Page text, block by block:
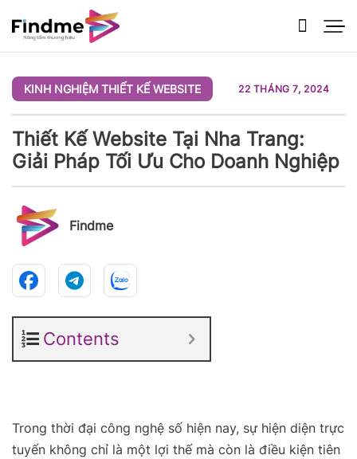
qua
nội
KINH NGHIỆM THIẾT KẾ WEBSITE 22 THÁNG 7, 2024
Thiết Kế Website Tại Nha Trang:
Giải Pháp Tối Ưu Cho Doanh Nghiệp
Findme
Contents
Trong thời đại công nghệ số hiện nay, sự hiện diện trực
tuyến không chỉ là một lợi thế mà còn là điều kiện tiên